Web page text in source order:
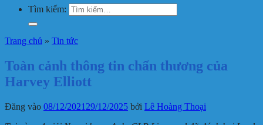
Tìm kiếm:
Trang chủ » Tin tức
Toàn cảnh thông tin chấn thương của
Harvey Elliott
Đăng vào 08/12/2021 29/12/2025 bởi Lê Hoàng Thoại